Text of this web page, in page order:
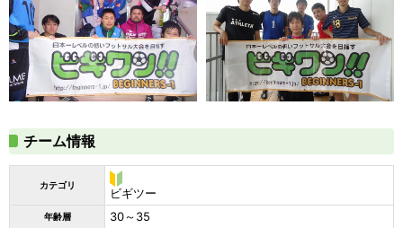
チーム情報
カテゴリ
ビ
ギ
ツ
ビギツー
年齢層 30～35